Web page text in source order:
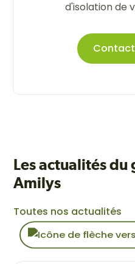
d'isolation de
Les actualités du
Amilys
Toutes nos actualités